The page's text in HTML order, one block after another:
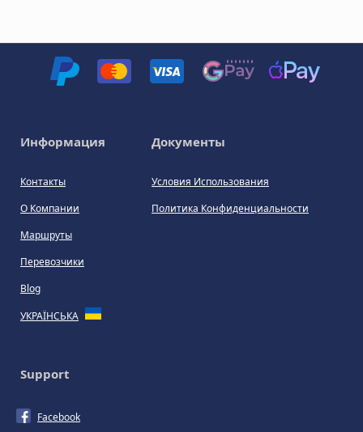
Информация
Контакты
О Компании
Маршруты
Перевозчики
Blog
УКРАЇНСЬКА
Документы
Условия Использования
Политика Конфиденциальности
Support
Facebook